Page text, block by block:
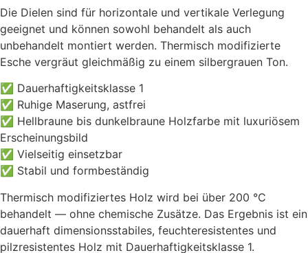
Die Dielen sind für horizontale und vertikale Verlegung
geeignet und können sowohl behandelt als auch
unbehandelt montiert werden. Thermisch modifizierte
Esche vergräut gleichmäßig zu einem silbergrauen Ton.
✅ Dauerhaftigkeitsklasse 1
✅ Ruhige Maserung, astfrei
✅ Hellbraune bis dunkelbraune Holzfarbe mit luxuriösem
Erscheinungsbild
✅ Vielseitig einsetzbar
✅ Stabil und formbeständig
Thermisch modifiziertes Holz wird bei über 200 °C
behandelt — ohne chemische Zusätze. Das Ergebnis ist ein
dauerhaft dimensionsstabiles, feuchteresistentes und
pilzresistentes Holz mit Dauerhaftigkeitsklasse 1.